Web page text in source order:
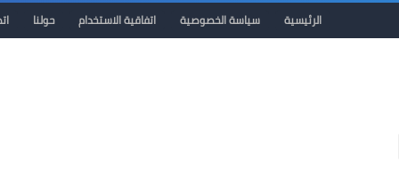
الرئيسية سياسة الخصوصية اتفاقية الاستخدام حولنا